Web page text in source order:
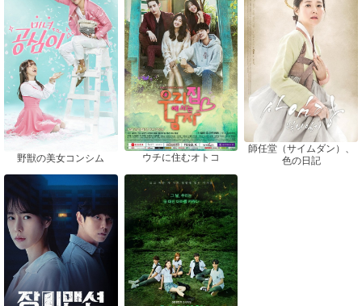
野獣の美女コンシム ウチに住むオトコ
師任堂（サイムダン）、
色の日記